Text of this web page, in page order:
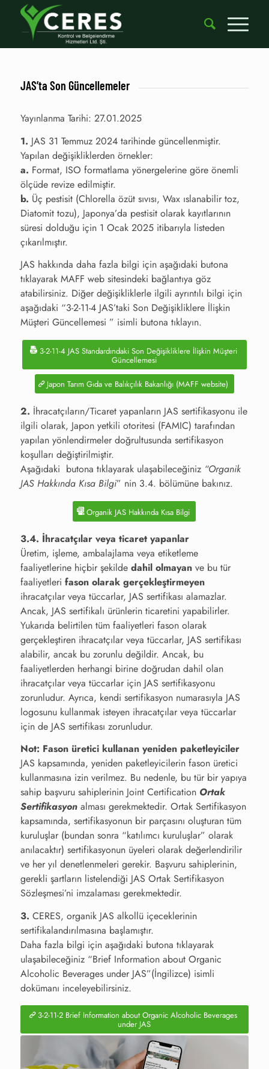
JAS’ta Son Güncellemeler
Yayınlanma Tarihi: 27.01.2025
1. JAS 31 Temmuz 2024 tarihinde güncellenmiştir.
Yapılan değişikliklerden örnekler:
a. Format, ISO formatlama yönergelerine göre önemli
ölçüde revize edilmiştir.
b. Üç pestisit (Chlorella özüt sıvısı, Wax ıslanabilir toz,
Diatomit tozu), Japonya’da pestisit olarak kayıtlarının
süresi dolduğu için 1 Ocak 2025 itibarıyla listeden
çıkarılmıştır.
JAS hakkında daha fazla bilgi için aşağıdaki butona
tıklayarak MAFF web sitesindeki bağlantıya göz
atabilirsiniz. Diğer değişikliklerle ilgili ayrıntılı bilgi için
aşağıdaki “3-2-11-4 JAS’taki Son Değişikliklere İlişkin
Müşteri Güncellemesi ” isimli butona tıklayın.
3-2-11-4 JAS Standardındaki Son Değişikliklere İlişkin Müşteri
Güncellemesi
Japon Tarım Gıda ve Balıkçılık Bakanlığı (MAFF website)
2. İhracatçıların/Ticaret yapanların JAS sertifikasyonu ile
ilgili olarak, Japon yetkili otoritesi (FAMIC) tarafından
yapılan yönlendirmeler doğrultusunda sertifikasyon
koşulları değiştirilmiştir.
Aşağıdaki butona tıklayarak ulaşabileceğiniz “Organik
JAS Hakkında Kısa Bilgi” nin 3.4. bölümüne bakınız.
Organik JAS Hakkında Kısa Bilgi
3.4. İhracatçılar veya ticaret yapanlar
Üretim, işleme, ambalajlama veya etiketleme
faaliyetlerine hiçbir şekilde dahil olmayanve bu tür
faaliyetleri fason olarak gerçekleştirmeyen
ihracatçılar veya tüccarlar, JAS sertifikası alamazlar.
Ancak, JAS sertifikalı ürünlerin ticaretini yapabilirler.
Yukarıda belirtilen tüm faaliyetleri fason olarak
gerçekleştiren ihracatçılar veya tüccarlar, JAS sertifikası
alabilir, ancak bu zorunlu değildir. Ancak, bu
faaliyetlerden herhangi birine doğrudan dahil olan
ihracatçılar veya tüccarlar için JAS sertifikasyonu
zorunludur. Ayrıca, kendi sertifikasyon numarasıyla JAS
logosunu kullanmak isteyen ihracatçılar veya tüccarlar
için de JAS sertifikası zorunludur.
Not: Fason üretici kullanan yeniden paketleyiciler
JAS kapsamında, yeniden paketleyicilerin fason üretici
kullanmasına izin verilmez. Bu nedenle, bu tür bir yapıya
sahip başvuru sahiplerinin Joint Certification Ortak
Sertifikasyonalması gerekmektedir. Ortak Sertifikasyon
kapsamında, sertifikasyonun bir parçasını oluşturan tüm
kuruluşlar (bundan sonra “katılımcı kuruluşlar” olarak
anılacaktır) sertifikasyonun üyeleri olarak değerlendirilir
ve her yıl denetlenmeleri gerekir. Başvuru sahiplerinin,
gerekli şartların listelendiği JAS Ortak Sertifikasyon
Sözleşmesi’ni imzalaması gerekmektedir.
3. CERES, organik JAS alkollü içeceklerinin
sertifikalandırılmasına başlamıştır.
Daha fazla bilgi için aşağıdaki butona tıklayarak
ulaşabileceğiniz “Brief Information about Organic
Alcoholic Beverages under JAS”(İngilizce) isimli
dokümanı inceleyebilirsiniz.
3-2-11-2 Brief Information about Organic Alcoholic Beverages
under JAS